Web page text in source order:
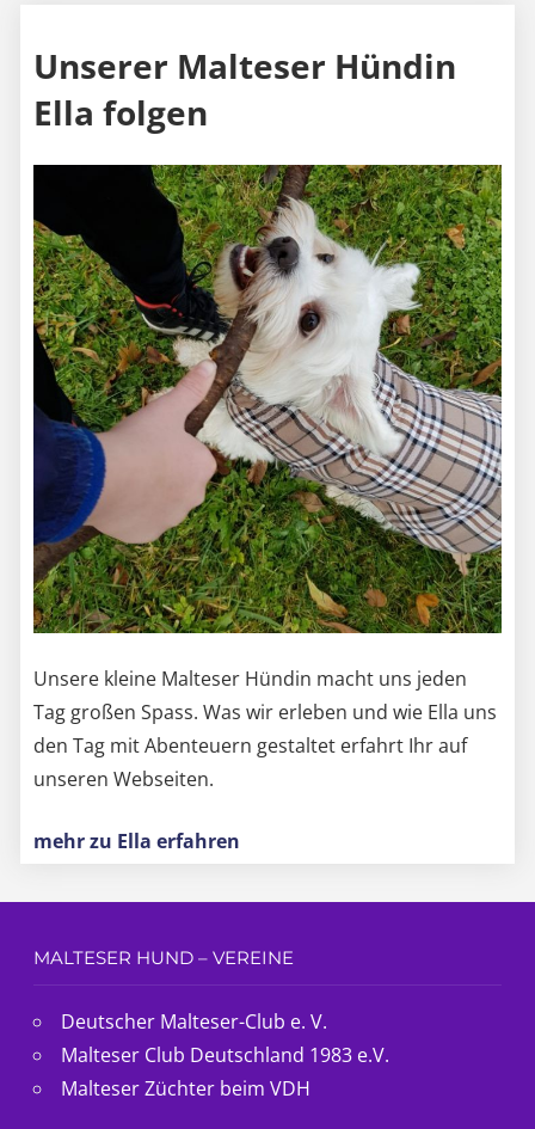
Unserer Malteser Hündin
Ella folgen
Unsere kleine Malteser Hündin macht uns jeden
Tag großen Spass. Was wir erleben und wie Ella uns
den Tag mit Abenteuern gestaltet erfahrt Ihr auf
unseren Webseiten.
mehr zu Ella erfahren
MALTESER HUND – VEREINE
Deutscher Malteser-Club e. V.
Malteser Club Deutschland 1983 e.V.
Malteser Züchter beim VDH